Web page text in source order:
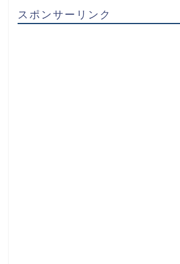
スポンサーリンク